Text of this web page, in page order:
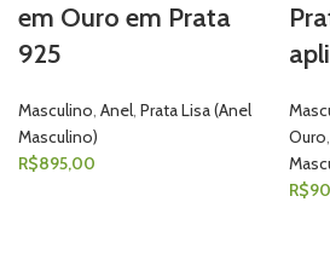
em Ouro em Prata
925
Masculino, Anel, Prata Lisa (Anel
Masculino)
R$895,00
Ouro,
R$